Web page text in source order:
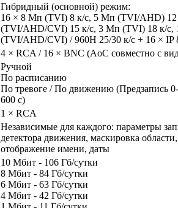
Гибридный (основной) режим:
16 × 8 Мп (TVI) 8 к/с, 5 Мп (TVI/AHD)
(TVI/AHD/CVI) 15 к/с, 3 Мп (TVI) 18 к/с,
(TVI/AHD/CVI) / 960H 25/30 к/с + 16 × IP
4 × RCA / 16 × BNC (AoC совместно с
Ручной
По расписанию
По тревоге / По движению (Предзапись
600 с)
1 × RCA
Независимые для каждого: параметры
детектора движения, маскировка
отображение имени, даты
10 Мбит - 106 Гб/сутки
8 Мбит - 84 Гб/сутки
6 Мбит - 63 Гб/сутки
4 Мбит - 42 Гб/сутки